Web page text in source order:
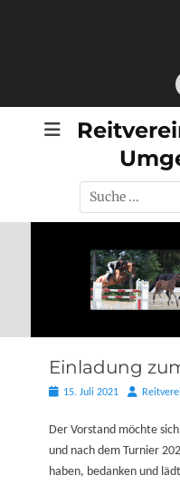
Suche
nach:
Einladung
Posted15. Juli 2021 Autor
Der Vorstand möchte
und nach dem Turnier
haben, bedanken und